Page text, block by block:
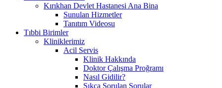
Kırıkhan Devlet Hastanesi Ana Bina
Sunulan Hizmetler
Tanıtım Videosu
Tıbbi Birimler
Kliniklerimiz
Acil Servis
Klinik Hakkında
Doktor Çalışma Proğramı
Nasıl Gidilir?
Sıkça Sorulan Sorular